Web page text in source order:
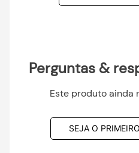
Perguntas &
Este produto ainda
SEJA O